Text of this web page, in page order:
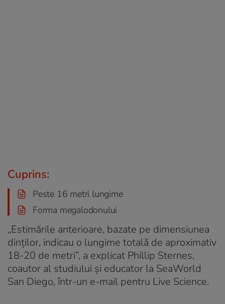
Cuprins:
Peste 16 metri lungime
Forma megalodonului
„Estimările anterioare, bazate pe dimensiunea
dinților, indicau o lungime totală de aproximativ
18-20 de metri”, a explicat Phillip Sternes,
coautor al studiului și educator la SeaWorld
San Diego, într-un e-mail pentru Live Science.